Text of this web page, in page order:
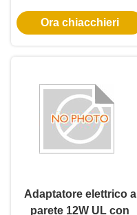
anni di garanzia e
protezioni multiple
Ora chiacchieri
Adaptatore elettrico a
parete 12W UL con